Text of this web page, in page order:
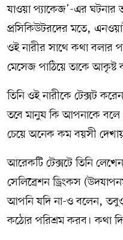
যাওয়া প্যাকেজ’-এর ঘটনার
প্রসিকিউটরদের মতে,
ওই নারীর সাথে কথা বলার
মেসেজ পাঠিয়ে তাকে আকৃষ্ট
তিনি ওই নারীকে টেক্সট
তবে মানুষ কি আপনাকে
চেয়ে অনেক কম বয়সী
আরেকটি টেক্সটে তিনি
সেলিব্রেশন ড্রিংকস
আপনি যদি না-ও বলেন,
কঠোর পরিশ্রম করব। কথা